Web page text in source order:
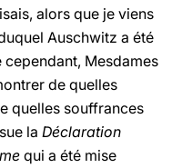
alors que je viens
Auschwitz a été
Mesdames
de quelles
quelles souffrances
la Déclaration
qui a été mise